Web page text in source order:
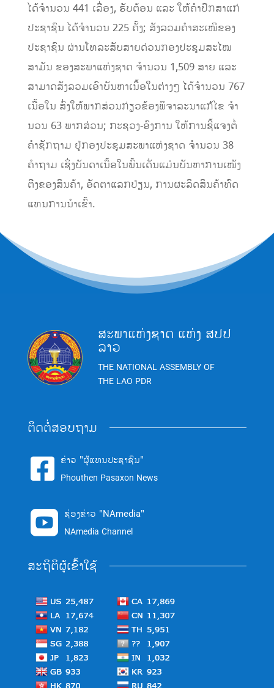
ໄດ້ຈໍານວນ 441 ເລື່ອງ, ຮັບຕ້ອນ ແລະ ໃຫ້ຄໍາປຶກສາແກ່
ປະຊາຊົນ ໄດ້ຈຳນວນ 225 ຄັ້ງ; ສັງລວມຄໍາສະເໜີຂອງ
ປະຊາຊົນ ຜ່ານໂທລະສັບສາຍດ່ວນກອງປະຊຸມສະໄໝ
ສາມັນ ຂອງສະພາແຫ່ງຊາດ ຈໍານວນ 1,509 ສາຍ ແລະ
ສາມາດສັງລວມເອົາບັນຫາເນື້ອໃນຕ່າງໆ ໄດ້ຈໍານວນ 767
ເນື້ອໃນ ສົ່ງໃຫ້ພາກສ່ວນກ່ຽວຂ້ອງພິຈາລະນາແກ້ໄຂ ຈໍາ
ນວນ 63 ພາກສ່ວນ; ກະຊວງ-ອົງການ ໃຫ້ການຊີ້ແຈງຕໍ່
ຄໍາຊັກຖາມ ຢູ່ກອງປະຊຸມສະພາແຫ່ງຊາດ ຈໍານວນ 38
ຄໍາຖາມ ເຊິ່ງບັນດາເນື້ອໃນພົ້ນເດັ່ນແມ່ນບັນຫາການເໜັງ
ຕີງຂອງສິນຄ້າ, ອັດຕາແລກປ່ຽນ, ການຜະລິດສິນຄ້າທົດ
ແທນການນໍາເຂົ້າ.
ສະພາແຫ່ງຊາດ ແຫ່ງ ສປປ
ລາວ
THE NATIONAL ASSEMBLY OF
THE LAO PDR
ຕິດຕໍ່ສອບຖາມ
 ຂ່າວ "ຜູ້ແທນປະຊາຊົນ"
Phouthen Pasaxon News
 ຊ່ອງຂ່າວ "NAmedia"
NAmedia Channel
ສະຖິຕິຜູ້ເຂົ້າໃຊ້